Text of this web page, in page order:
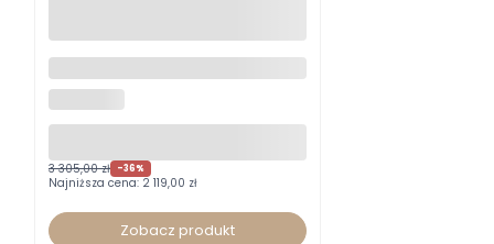
Fotel biurowy Xenium DUO-
BACK HRUA certyfikat GS typ B
3 305,00 zł -36%
Najniższa cena: 2 119,00 zł
Zobacz produkt